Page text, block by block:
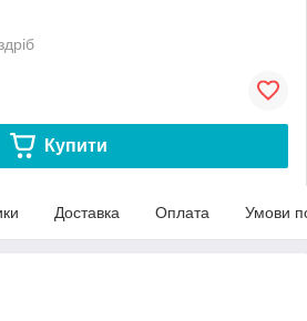
Купити
Доставка Оплата Умови